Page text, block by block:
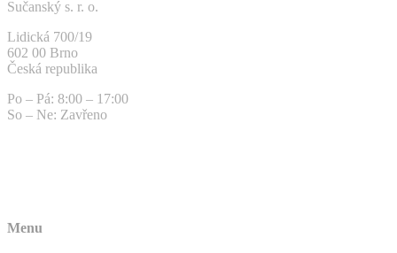
Sučanský s. r. o.
Lidická 700/19
602 00 Brno
Česká republika
Po – Pá: 8:00 – 17:00
So – Ne: Zavřeno
Menu